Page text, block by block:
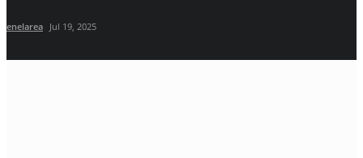
enelarea Jul 19, 2025